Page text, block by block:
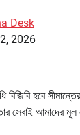
Desk
2026
বিজিবি হবে
সেবাই আমাদের